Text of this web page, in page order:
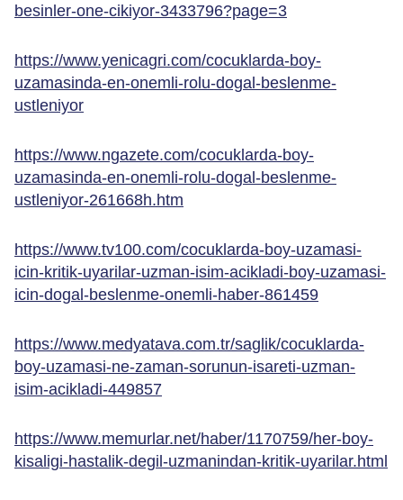
besinler-one-cikiyor-3433796?page=3
https://www.yenicagri.com/cocuklarda-boy-
uzamasinda-en-onemli-rolu-dogal-beslenme-
ustleniyor
https://www.ngazete.com/cocuklarda-boy-
uzamasinda-en-onemli-rolu-dogal-beslenme-
ustleniyor-261668h.htm
https://www.tv100.com/cocuklarda-boy-uzamasi-
icin-kritik-uyarilar-uzman-isim-acikladi-boy-uzamasi-
icin-dogal-beslenme-onemli-haber-861459
https://www.medyatava.com.tr/saglik/cocuklarda-
boy-uzamasi-ne-zaman-sorunun-isareti-uzman-
isim-acikladi-449857
https://www.memurlar.net/haber/1170759/her-boy-
kisaligi-hastalik-degil-uzmanindan-kritik-uyarilar.html